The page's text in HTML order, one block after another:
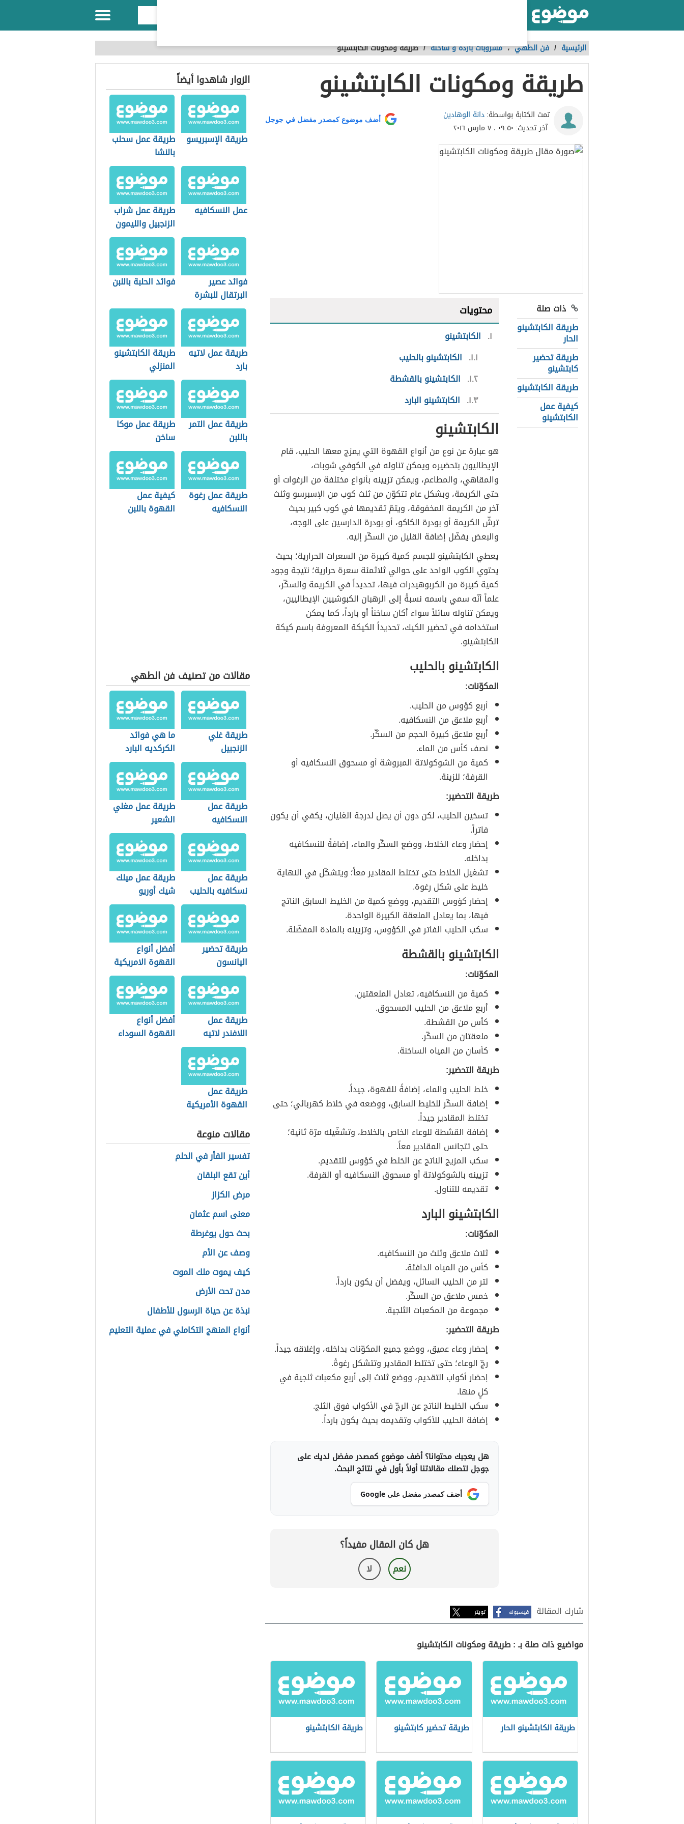
الرئيسية / فن الطهي،مشروبات باردة و ساخنة /طريقة ومكونات الكابتشينو
طريقة ومكونات الكابتشينو
تمت الكتابة بواسطة:دانة الوهادين
آخر تحديث: ٠٩:٥٠ ، ٧ مارس ٢٠١٦
أضف موضوع كمصدر مفضل في جوجل
ذات صلة
طريقة الكابتشينو
الحار
طريقة تحضير
كابتشينو
طريقة الكابتشينو
كيفية عمل
الكابتشينو
محتويات
١ الكابتشينو
١.١ الكابتشينو بالحليب
١.٢ الكابتشينو بالقشطة
١.٣ الكابتشينو البارد
الكابتشينو
هو عبارة عن نوع من أنواع القهوة التي يمزج معها الحليب، قام
الإيطاليون بتحضيره ويمكن تناوله في الكوفي شوبات،
والمقاهي، والمطاعم، ويمكن تزيينه بأنواع مختلفة من الرغوات أو
حتى الكريمة، وبشكل عام تتكوّن من ثلث كوب من الإسبرسو وثلث
آخر من الكريمة المخفوقة، ويتمّ تقديمها في كوب كبير بحيث
ترشّ الكريمة أو بودرة الكاكو، أو بودرة الدارسين على الوجه،
والبعض يفضّل إضافة القليل من السكّر إليه.
يعطي الكابتشينو للجسم كمية كبيرة من السعرات الحرارية؛ بحيث
يحتوي الكوب الواحد على حوالي ثلاثمئة سعرة حرارية؛ نتيجة وجود
كمية كبيرة من الكربوهيدرات فيها، تحديداً في الكريمة والسكّر،
علماً أنّه سمي باسمه نسبةً إلى الرهبان الكبوشيين الإيطاليين،
ويمكن تناوله سائلاً سواء أكان ساخناً أو بارداً، كما يمكن
استخدامه في تحضير الكيك، تحديداً الكيكة المعروفة باسم كيكة
الكابتشينو.
الكابتشينو بالحليب
المكوّنات:
أربع كؤوس من الحليب.
أربع ملاعق من النسكافيه.
أربع ملاعق كبيرة الحجم من السكّر.
نصف كأس من الماء.
كمية من الشوكولاتة المبروشة أو مسحوق النسكافيه أو
القرفة؛ للزينة.
طريقة التحضير:
تسخين الحليب، لكن دون أن يصل لدرجة الغليان، يكفي أن يكون
فاتراً.
إحضار وعاء الخلاط، ووضع السكّر والماء، إضافةً للنسكافيه
بداخله.
تشغيل الخلاط حتى تختلط المقادير معاً؛ ويتشكّل في النهاية
خليط على شكل رغوة.
إحضار كؤوس التقديم، ووضع كمية من الخليط السابق الناتج
فيها، بما يعادل الملعقة الكبيرة الواحدة.
سكب الحليب الفاتر في الكؤوس، وتزيينه بالمادة المفضّلة.
الكابتشينو بالقشطة
المكوّنات:
كمية من النسكافيه، تعادل الملعقتين.
أربع ملاعق من الحليب المسحوق.
كأس من القشطة.
ملعقتان من السكّر.
كأسان من المياه الساخنة.
طريقة التحضير:
خلط الحليب والماء، إضافةً للقهوة، جيداً.
إضافة السكّر للخليط السابق، ووضعه في خلاط كهربائي؛ حتى
تختلط المقادير جيداً.
إضافة القشطة للوعاء الخاص بالخلاط، وتشغّيله مرّة ثانية؛
حتى تتجانس المقادير معاً.
سكب المزيج الناتج عن الخلط في كؤوس للتقديم.
تزيينه بالشوكولاتة أو مسحوق النسكافيه أو القرفة.
تقديمه للتناول.
الكابتشينو البارد
المكوّنات:
ثلاث ملاعق وثلث من النسكافيه.
كأس من المياه الدافئة.
لتر من الحليب السائل، ويفضل أن يكون بارداً.
خمس ملاعق من السكّر.
مجموعة من المكعبات الثلجية.
طريقة التحضير:
إحضار وعاء عميق، ووضع جميع المكوّنات بداخله، وإغلاقه جيداً.
رجّ الوعاء؛ حتى تختلط المقادير وتتشكل رغوةً.
إحضار أكواب التقديم، ووضع ثلاث إلى أربع مكعبات ثلجية في
كلٍ منها.
سكب الخليط الناتج عن الرجّ في الأكواب فوق الثلج.
إضافة الحليب للأكواب وتقديمه بحيث يكون بارداً.
هل يعجبك محتوانا؟ أضف موضوع كمصدر مفضل لديك على
جوجل لتصلك مقالاتنا أولاً بأول في نتائج البحث.
أضف كمصدر مفضل على Google
هل كان المقال مفيداً؟
نعم لا
شارك المقالة فيسبوك تويتر
مواضيع ذات صلة بـ : طريقة ومكونات الكابتشينو
طريقة الكابتشينو الحار طريقة تحضير كابتشينو طريقة الكابتشينو
الزوار شاهدوا أيضاً
طريقة الإسبريسو
طريقة عمل سحلب
بالنشا
عمل النسكافيه
طريقة عمل شراب
الزنجبيل والليمون
للتنحيف
فوائد عصير
البرتقال للبشرة
فوائد الحلبة باللبن
طريقة عمل لاتيه
بارد
طريقة الكابتشينو
المنزلي
طريقة عمل التمر
باللبن
طريقة عمل موكا
ساخن
طريقة عمل رغوة
النسكافيه
كيفية عمل
القهوة باللبن
مقالات من تصنيف فن الطهي
طريقة غلي
الزنجبيل
ما هي فوائد
الكركديه البارد
طريقة عمل
النسكافيه
طريقة عمل مغلي
الشعير
طريقة عمل
نسكافيه بالحليب
طريقة عمل ميلك
شيك أوريو
طريقة تحضير
اليانسون
أفضل أنواع
القهوة الامريكية
طريقة عمل
اللافندر لاتيه
أفضل أنواع
القهوة السوداء
طريقة عمل
القهوة الأمريكية
مقالات منوعة
تفسير الفأر في الحلم
أين تقع البلقان
مرض الكزاز
معنى اسم عثمان
بحث حول يوغرطة
وصف عن الأم
كيف يموت ملك الموت
مدن تحت الأرض
نبذة عن حياة الرسول للأطفال
أنواع المنهج التكاملي في عملية التعليم